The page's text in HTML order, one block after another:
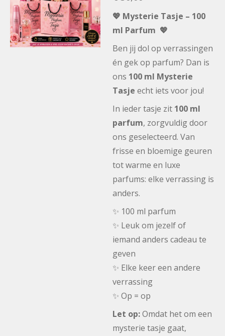
💖 Mysterie Tasje – 100
ml Parfum 💖
Ben jij dol op verrassingen
én gek op parfum? Dan is
ons 100 ml Mysterie
Tasje echt iets voor jou!
In ieder tasje zit 100 ml
parfum, zorgvuldig door
ons geselecteerd. Van
frisse en bloemige geuren
tot warme en luxe
parfums: elke verrassing is
anders.
✨ 100 ml parfum
✨ Leuk om jezelf of
iemand anders cadeau te
geven
✨ Elke keer een andere
verrassing
✨ Op = op
Let op:Omdat het om een
mysterie tasje gaat,